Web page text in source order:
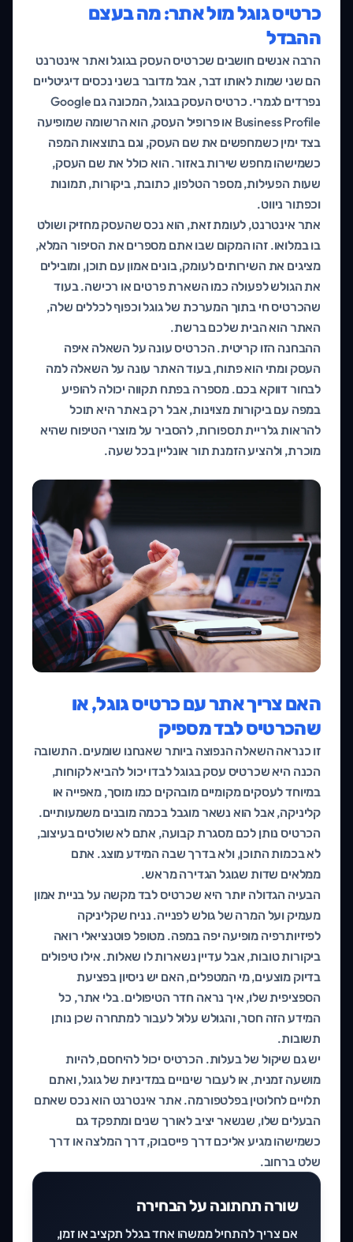
כרטיס גוגל מול אתר: מה בעצם
ההבדל
הרבה אנשים חושבים שכרטיס העסק בגוגל ואתר אינטרנט
הם שני שמות לאותו דבר, אבל מדובר בשני נכסים דיגיטליים
נפרדים לגמרי. כרטיס העסק בגוגל, המכונה גם Google
Business Profile או פרופיל העסק, הוא הרשומה שמופיעה
בצד ימין כשמחפשים את שם העסק, וגם בתוצאות המפה
כשמישהו מחפש שירות באזור. הוא כולל את שם העסק,
שעות הפעילות, מספר הטלפון, כתובת, ביקורות, תמונות
וכפתור ניווט.
אתר אינטרנט, לעומת זאת, הוא נכס שהעסק מחזיק ושולט
בו במלואו. זהו המקום שבו אתם מספרים את הסיפור המלא,
מציגים את השירותים לעומק, בונים אמון עם תוכן, ומובילים
את הגולש לפעולה כמו השארת פרטים או רכישה. בעוד
שהכרטיס חי בתוך המערכת של גוגל וכפוף לכללים שלה,
האתר הוא הבית שלכם ברשת.
ההבחנה הזו קריטית. הכרטיס עונה על השאלה איפה
העסק ומתי הוא פתוח, בעוד האתר עונה על השאלה למה
לבחור דווקא בכם. מספרה בפתח תקווה יכולה להופיע
במפה עם ביקורות מצוינות, אבל רק באתר היא תוכל
להראות גלריית תספורות, להסביר על מוצרי הטיפוח שהיא
מוכרת, ולהציע הזמנת תור אונליין בכל שעה.
האם צריך אתר עם כרטיס גוגל, או
שהכרטיס לבד מספיק
זו כנראה השאלה הנפוצה ביותר שאנחנו שומעים. התשובה
הכנה היא שכרטיס עסק בגוגל לבדו יכול להביא לקוחות,
במיוחד לעסקים מקומיים מובהקים כמו מוסך, מאפייה או
קליניקה, אבל הוא נשאר מוגבל בכמה מובנים משמעותיים.
הכרטיס נותן לכם מסגרת קבועה, אתם לא שולטים בעיצוב,
לא בכמות התוכן, ולא בדרך שבה המידע מוצג. אתם
ממלאים שדות שגוגל הגדירה מראש.
הבעיה הגדולה יותר היא שכרטיס לבד מקשה על בניית אמון
מעמיק ועל המרה של גולש לפנייה. נניח שקליניקה
לפיזיותרפיה מופיעה יפה במפה. מטופל פוטנציאלי רואה
ביקורות טובות, אבל עדיין נשארות לו שאלות. אילו טיפולים
בדיוק מוצעים, מי המטפלים, האם יש ניסיון בפציעת
הספציפית שלו, איך נראה חדר הטיפולים. בלי אתר, כל
המידע הזה חסר, והגולש עלול לעבור למתחרה שכן נותן
תשובות.
יש גם שיקול של בעלות. הכרטיס יכול להיחסם, להיות
מושעה זמנית, או לעבור שינויים במדיניות של גוגל, ואתם
תלויים לחלוטין בפלטפורמה. אתר אינטרנט הוא נכס שאתם
הבעלים שלו, שנשאר יציב לאורך שנים ומתפקד גם
כשמישהו מגיע אליכם דרך פייסבוק, דרך המלצה או דרך
שלט ברחוב.
שורה תחתונה על הבחירה
אם צריך להתחיל ממשהו אחד בגלל תקציב או זמן,